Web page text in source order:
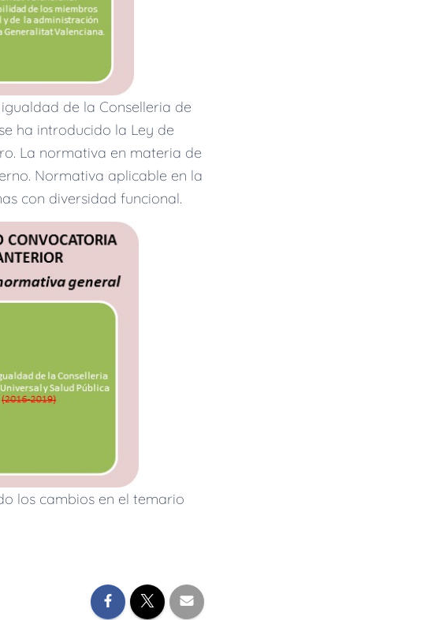
de la Conselleria de
ha introducido la Ley de
La normativa en materia de
Normativa aplicable en la
con diversidad funcional.
los cambios en el temario